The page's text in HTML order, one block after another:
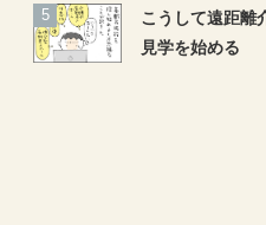
こうして遠距
見学を始める